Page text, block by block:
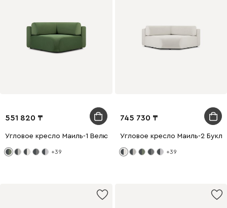
551 820
Угловое кресло Маиль-1 Велюр Оливковый
+39
745 730
Угловое кресло Маиль-2
+39